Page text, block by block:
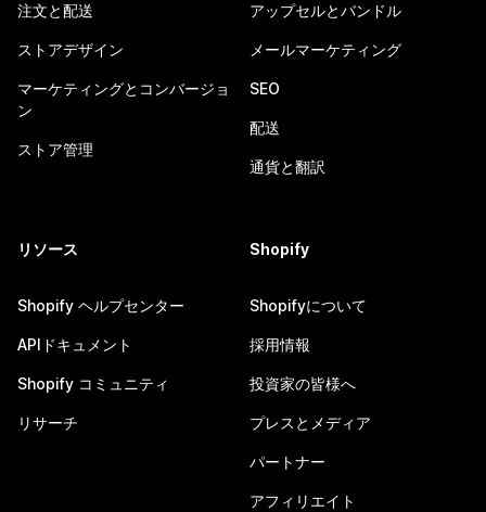
注文と配送
ストアデザイン
マーケティングとコンバージョ
ン
ストア管理
アップセルとバンドル
メールマーケティング
SEO
配送
通貨と翻訳
リソース
Shopify ヘルプセンター
APIドキュメント
Shopify コミュニティ
リサーチ
Shopify
Shopifyについて
採用情報
投資家の皆様へ
プレスとメディア
パートナー
アフィリエイト